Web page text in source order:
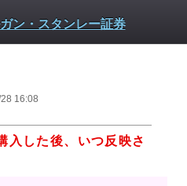
16:08
入した後、いつ反映さ